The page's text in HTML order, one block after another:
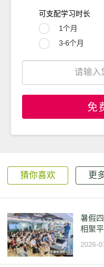
可支配学习时长
1个月
3-6个月
免
猜你喜欢 更
暑假
相聚
2026-